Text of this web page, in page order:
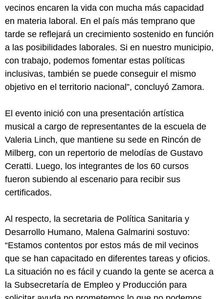
vecinos encaren la vida con mucha más capacidad
en materia laboral. En el país más temprano que
tarde se reflejará un crecimiento sostenido en función
a las posibilidades laborales. Si en nuestro municipio,
con trabajo, podemos fomentar estas políticas
inclusivas, también se puede conseguir el mismo
objetivo en el territorio nacional”, concluyó Zamora.
El evento inició con una presentación artística
musical a cargo de representantes de la escuela de
Valeria Linch, que mantiene su sede en Rincón de
Milberg, con un repertorio de melodías de Gustavo
Ceratti. Luego, los integrantes de los 60 cursos
fueron subiendo al escenario para recibir sus
certificados.
Al respecto, la secretaria de Política Sanitaria y
Desarrollo Humano, Malena Galmarini sostuvo:
“Estamos contentos por estos más de mil vecinos
que se han capacitado en diferentes tareas y oficios.
La situación no es fácil y cuando la gente se acerca a
la Subsecretaría de Empleo y Producción para